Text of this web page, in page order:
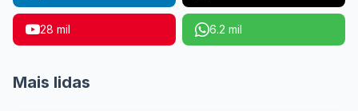
28 mil 6.2 mil
Mais lidas